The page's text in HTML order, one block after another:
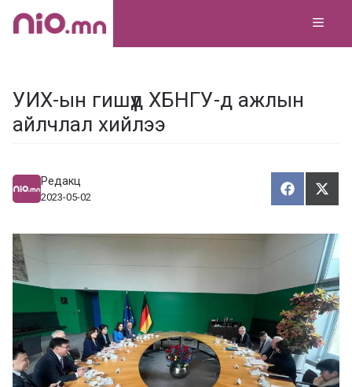
Skip
УИХ-ын гишүүд ХБНГУ-д ажлын
айлчлал хийлээ
Редакц
2023-05-02
Х
у
а
а
х
Т
э
э
х